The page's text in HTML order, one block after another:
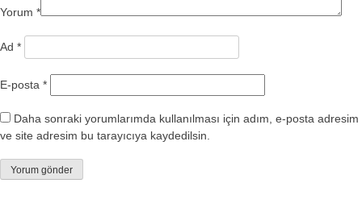
Yorum *
Ad *
E-posta *
Daha sonraki yorumlarımda kullanılması için adım, e-posta adresim
ve site adresim bu tarayıcıya kaydedilsin.